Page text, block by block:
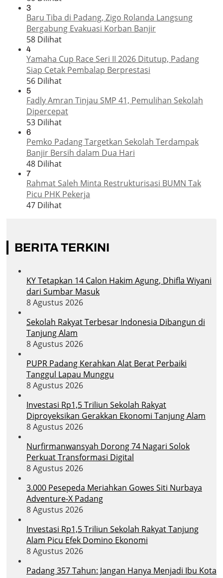
3
Baru Tiba di Padang, Zigo Rolanda Langsung
Bergabung Evakuasi Korban Banjir
58 Dilihat
4
Yamaha Cup Race Seri II 2026 Ditutup, Padang
Siap Cetak Pembalap Berprestasi
56 Dilihat
5
Fadly Amran Tinjau SMP 41, Pemulihan Sekolah
Dipercepat
53 Dilihat
6
Pemko Padang Targetkan Sekolah Terdampak
Banjir Bersih dalam Dua Hari
48 Dilihat
7
Rahmat Saleh Minta Restrukturisasi BUMN Tak
Picu PHK Pekerja
47 Dilihat
BERITA TERKINI
KY Tetapkan 14 Calon Hakim Agung, Dhifla Wiyani
dari Sumbar Masuk
8 Agustus 2026
Sekolah Rakyat Terbesar Indonesia Dibangun di
Tanjung Alam
8 Agustus 2026
PUPR Padang Kerahkan Alat Berat Perbaiki
Tanggul Lapau Munggu
8 Agustus 2026
Investasi Rp1,5 Triliun Sekolah Rakyat
Diproyeksikan Gerakkan Ekonomi Tanjung Alam
8 Agustus 2026
Nurfirmanwansyah Dorong 74 Nagari Solok
Perkuat Transformasi Digital
8 Agustus 2026
3.000 Pesepeda Meriahkan Gowes Siti Nurbaya
Adventure-X Padang
8 Agustus 2026
Investasi Rp1,5 Triliun Sekolah Rakyat Tanjung
Alam Picu Efek Domino Ekonomi
8 Agustus 2026
Padang 357 Tahun: Jangan Hanya Menjadi Ibu Kota